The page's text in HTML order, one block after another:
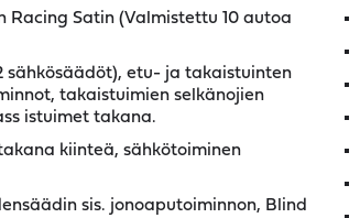
Racing Satin (Valmistettu 10 autoa
sähkösäädöt), etu- ja takaistuinten
takaistuimien selkänojien
istuimet takana.
kiinteä, sähkötoiminen
sis. jonoaputoiminnon, Blind